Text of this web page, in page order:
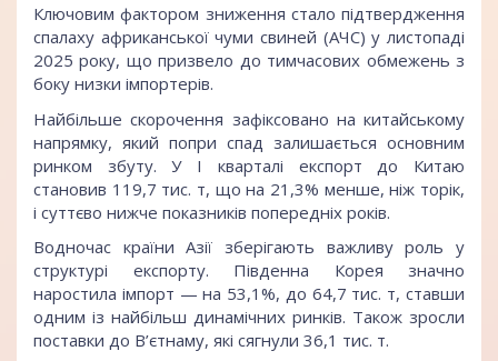
Ключовим фактором зниження стало підтвердження
спалаху африканської чуми свиней (АЧС) у листопаді
2025 року, що призвело до тимчасових обмежень з
боку низки імпортерів.
Найбільше скорочення зафіксовано на китайському
напрямку, який попри спад залишається основним
ринком збуту. У І кварталі експорт до Китаю
становив 119,7 тис. т, що на 21,3% менше, ніж торік,
і суттєво нижче показників попередніх років.
Водночас країни Азії зберігають важливу роль у
структурі експорту. Південна Корея значно
наростила імпорт — на 53,1%, до 64,7 тис. т, ставши
одним із найбільш динамічних ринків. Також зросли
поставки до В’єтнаму, які сягнули 36,1 тис. т.